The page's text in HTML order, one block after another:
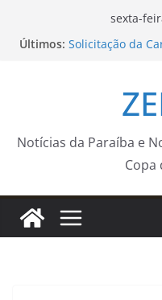
sexta-
Últimos: Solicitação da
Guaratinguetá
a Febre
Trump assina
nascimento
Sintea promove
Diálogos
mobilidade
Notícias da Paraíba e
Copa